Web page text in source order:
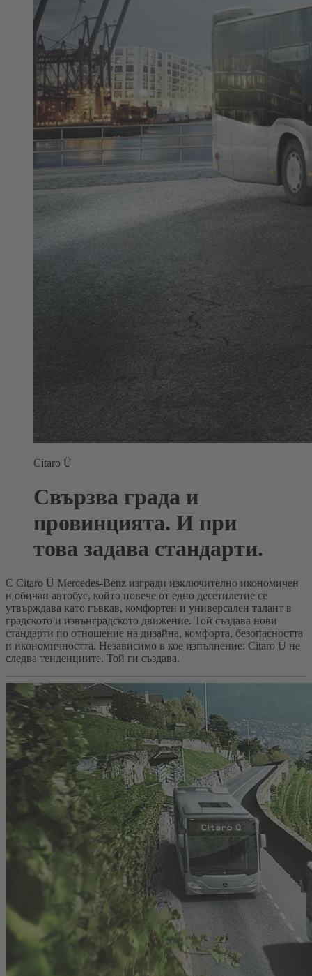
Citaro Ü
Свързва града и
провинцията. И при
това задава стандарти.
С Citaro Ü Mercedes-Benz изгради изключително икономичен
и обичан автобус, който повече от едно десетилетие се
утвърждава като гъвкав, комфортен и универсален талант в
градското и извънградското движение. Той създава нови
стандарти по отношение на дизайна, комфорта, безопасността
и икономичността. Независимо в кое изпълнение: Citaro Ü не
следва тенденциите. Той ги създава.